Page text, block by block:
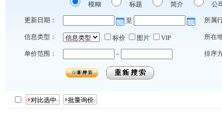
模糊 标题 简介 公
更新日期： 至 所属
信息类型： 标价 图片 VIP 所在
单价范围： ~ 排序